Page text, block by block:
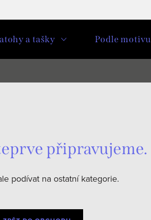
a tašky Podle motivu
připravujeme.
podívat na ostatní kategorie.